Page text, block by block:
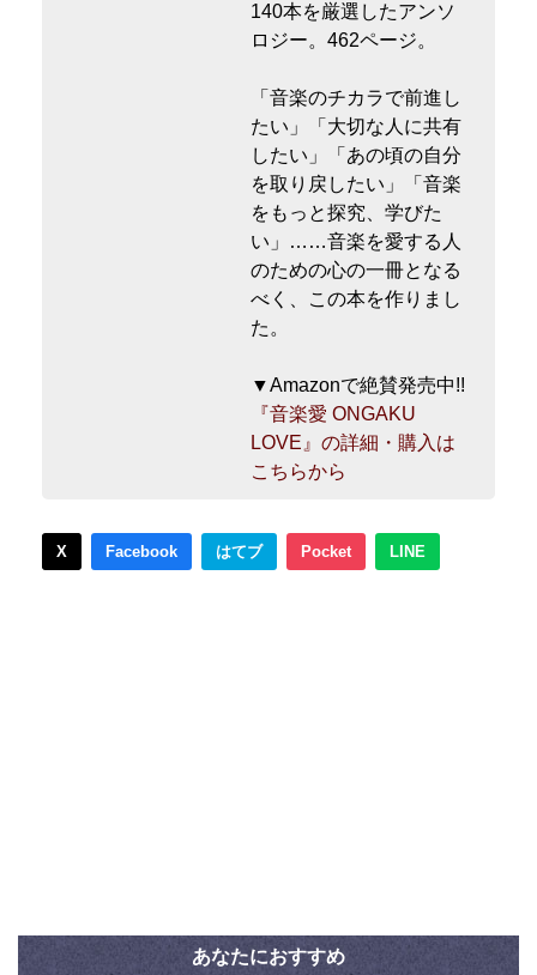
140本を厳選したアンソ
ロジー。462ページ。
「音楽のチカラで前進し
たい」「大切な人に共有
したい」「あの頃の自分
を取り戻したい」「音楽
をもっと探究、学びた
い」……音楽を愛する人
のための心の一冊となる
べく、この本を作りまし
た。
▼Amazonで絶賛発売中!!
『音楽愛 ONGAKU
LOVE』の詳細・購入は
こちらから
X Facebook はてブ Pocket LINE
あなたにおすすめ